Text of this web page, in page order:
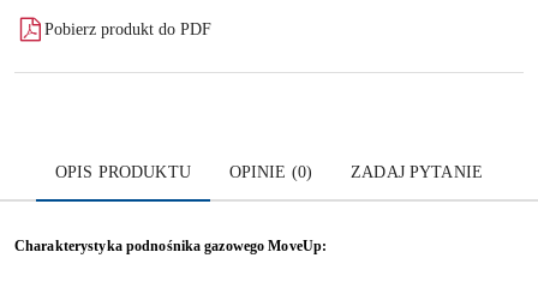
Pobierz produkt do PDF
OPIS PRODUKTU OPINIE (0) ZADAJ PYTANIE
Charakterystyka podnośnika gazowego MoveUp: